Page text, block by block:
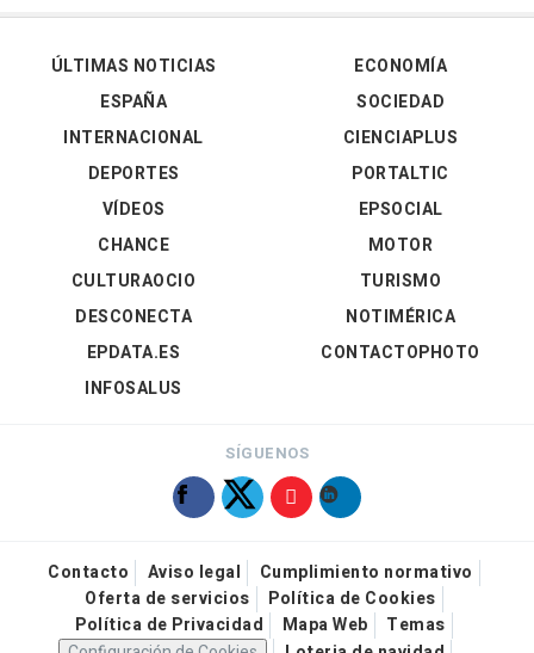
ÚLTIMAS NOTICIAS
ESPAÑA
INTERNACIONAL
DEPORTES
VÍDEOS
ECONOMÍA
SOCIEDAD
CIENCIAPLUS
PORTALTIC
EPSOCIAL
CHANCE
CULTURAOCIO
DESCONECTA
EPDATA.ES
INFOSALUS
MOTOR
TURISMO
NOTIMÉRICA
CONTACTOPHOTO
SÍGUENOS
Contacto Aviso legal
Cumplimiento normativo
Oferta de servicios
Política de Cookies
Política de Privacidad
Mapa Web
Temas